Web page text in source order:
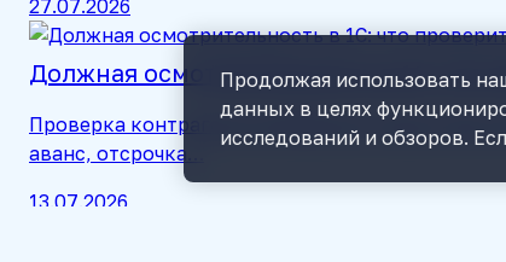
27.07.2026
Должная осмотрительность в 1С: что
Проверка контрагента полезна не только при
аванс, отсрочка…
13.07.2026
Продолжая использовать
данных в целях
исследований и обзоров.